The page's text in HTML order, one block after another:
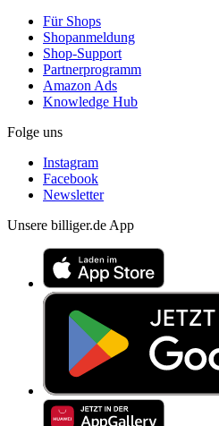
Für Shops
Shopanmeldung
Shop-Support
Partnerprogramm
Amazon Ads
Knowledge Hub
Folge uns
Instagram
Facebook
Newsletter
Unsere billiger.de App